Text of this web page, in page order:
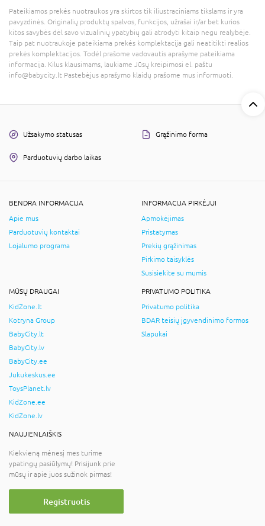
Pateikiamos prekės nuotraukos yra skirtos tik iliustraciniams tikslams ir yra
pavyzdinės. Originalių produktų spalvos, funkcijos, užrašai ir/ar bet kurios
kitos savybės dėl savo vizualinių ypatybių gali atrodyti kitaip negu realybėje.
Taip pat nuotraukoje pateikiama prekės komplektacija gali neatitikti realios
prekės komplektacijos. Todėl prašome vadovautis aprašyme pateikiama
informacija. Kilus klausimams, laukiame Jūsų kreipimosi el. paštu
info@babycity.lt Pastebėjus aprašymo klaidų prašome mus informuoti.
Užsakymo statusas Grąžinimo forma
Parduotuvių darbo laikas
BENDRA INFORMACIJA
Apie mus
Parduotuvių kontaktai
Lojalumo programa
INFORMACIJA PIRKĖJUI
Apmokėjimas
Pristatymas
Prekių grąžinimas
Pirkimo taisyklės
Susisiekite su mumis
MŪSŲ DRAUGAI
KidZone.lt
Kotryna Group
BabyCity.lt
BabyCity.lv
BabyCity.ee
Jukukeskus.ee
ToysPlanet.lv
KidZone.ee
KidZone.lv
PRIVATUMO POLITIKA
Privatumo politika
BDAR teisių įgyvendinimo formos
Slapukai
NAUJIENLAIŠKIS
Kiekvieną mėnesį mes turime
ypatingų pasiūlymų! Prisijunk prie
mūsų ir apie juos sužinok pirmas!
Registruotis